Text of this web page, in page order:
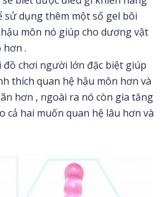
sử dụng thêm một số gel bôi
môn nó giúp cho dương vật
hơn .
đồ chơi người lớn đặc biệt giúp
thích quan hệ hậu môn hơn và
hơn , ngoài ra nó còn gia tăng
cả hai muốn quan hệ lâu hơn và